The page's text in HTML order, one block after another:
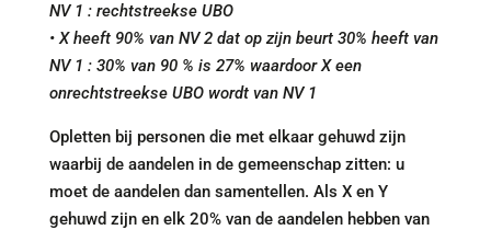
NV 1 : rechtstreekse UBO
• X heeft 90% van NV 2 dat op zijn beurt 30% heeft van
NV 1 : 30% van 90 % is 27% waardoor X een
onrechtstreekse UBO wordt van NV 1
Opletten bij personen die met elkaar gehuwd zijn
waarbij de aandelen in de gemeenschap zitten: u
moet de aandelen dan samentellen. Als X en Y
gehuwd zijn en elk 20% van de aandelen hebben van